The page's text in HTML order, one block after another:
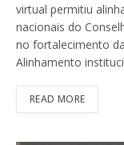
virtual permitiu
nacionais do
no fortalecimento
Alinhamento
READ MORE